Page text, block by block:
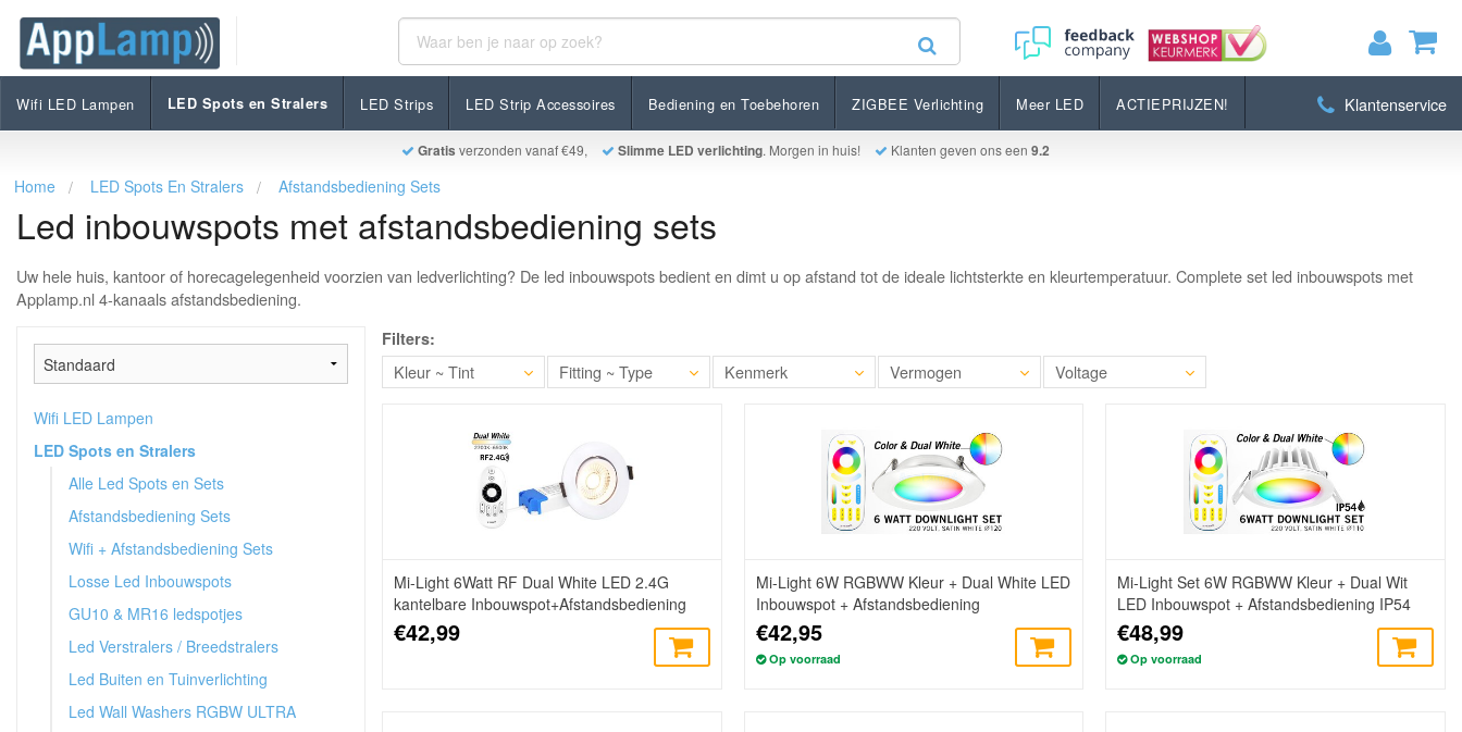
MIJN WINKELWAGEN
Wifi LED Lampen LED Spots en Stralers LED Strips LED Strip Accessoires Bediening en Toebehoren ZIGBEE Verlichting Meer LED ACTIEPRIJZEN! Klantenservice
Gratis verzonden vanaf €49, Slimme LED verlichting. Morgen in huis! Klanten geven ons een 9.2
Home LED Spots En Stralers Afstandsbediening Sets
Led inbouwspots met afstandsbediening sets
Uw hele huis, kantoor of horecagelegenheid voorzien van ledverlichting? De led inbouwspots bedient en dimt u op afstand tot de ideale lichtsterkte en kleurtemperatuur. Complete set led inbouwspots met
Applamp.nl 4-kanaals afstandsbediening.
Wifi LED Lampen
LED Spots en Stralers
Alle Led Spots en Sets
Afstandsbediening Sets
Wifi + Afstandsbediening Sets
Losse Led Inbouwspots
GU10 & MR16 ledspotjes
Led Verstralers / Breedstralers
Led Buiten en Tuinverlichting
Led Wall Washers RGBW ULTRA
Filters:
Kleur ~ Tint Fitting ~ Type Kenmerk Vermogen Voltage
Mi-Light 6Watt RF Dual White LED 2.4G
kantelbare Inbouwspot+Afstandsbediening
€42,99
Mi-Light 6W RGBWW Kleur + Dual White LED
Inbouwspot + Afstandsbediening
€42,95
Op voorraad
Mi-Light Set 6W RGBWW Kleur + Dual Wit
LED Inbouwspot + Afstandsbediening IP54
€48,99
Op voorraad